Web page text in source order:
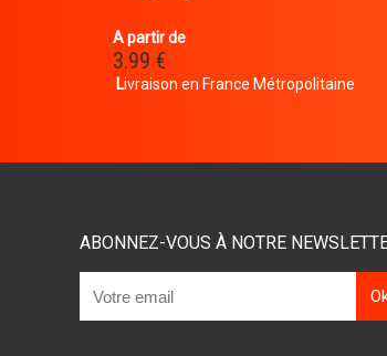
A partir de
3.99 €
Livraison en France Métropolitaine
ABONNEZ-VOUS À NOTRE